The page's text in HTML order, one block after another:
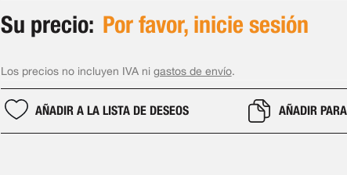
Su precio: Por favor, inicie sesión
Los precios no incluyen IVA ni gastos de envío.
AÑADIR A LA LISTA DE DESEOS AÑADIR